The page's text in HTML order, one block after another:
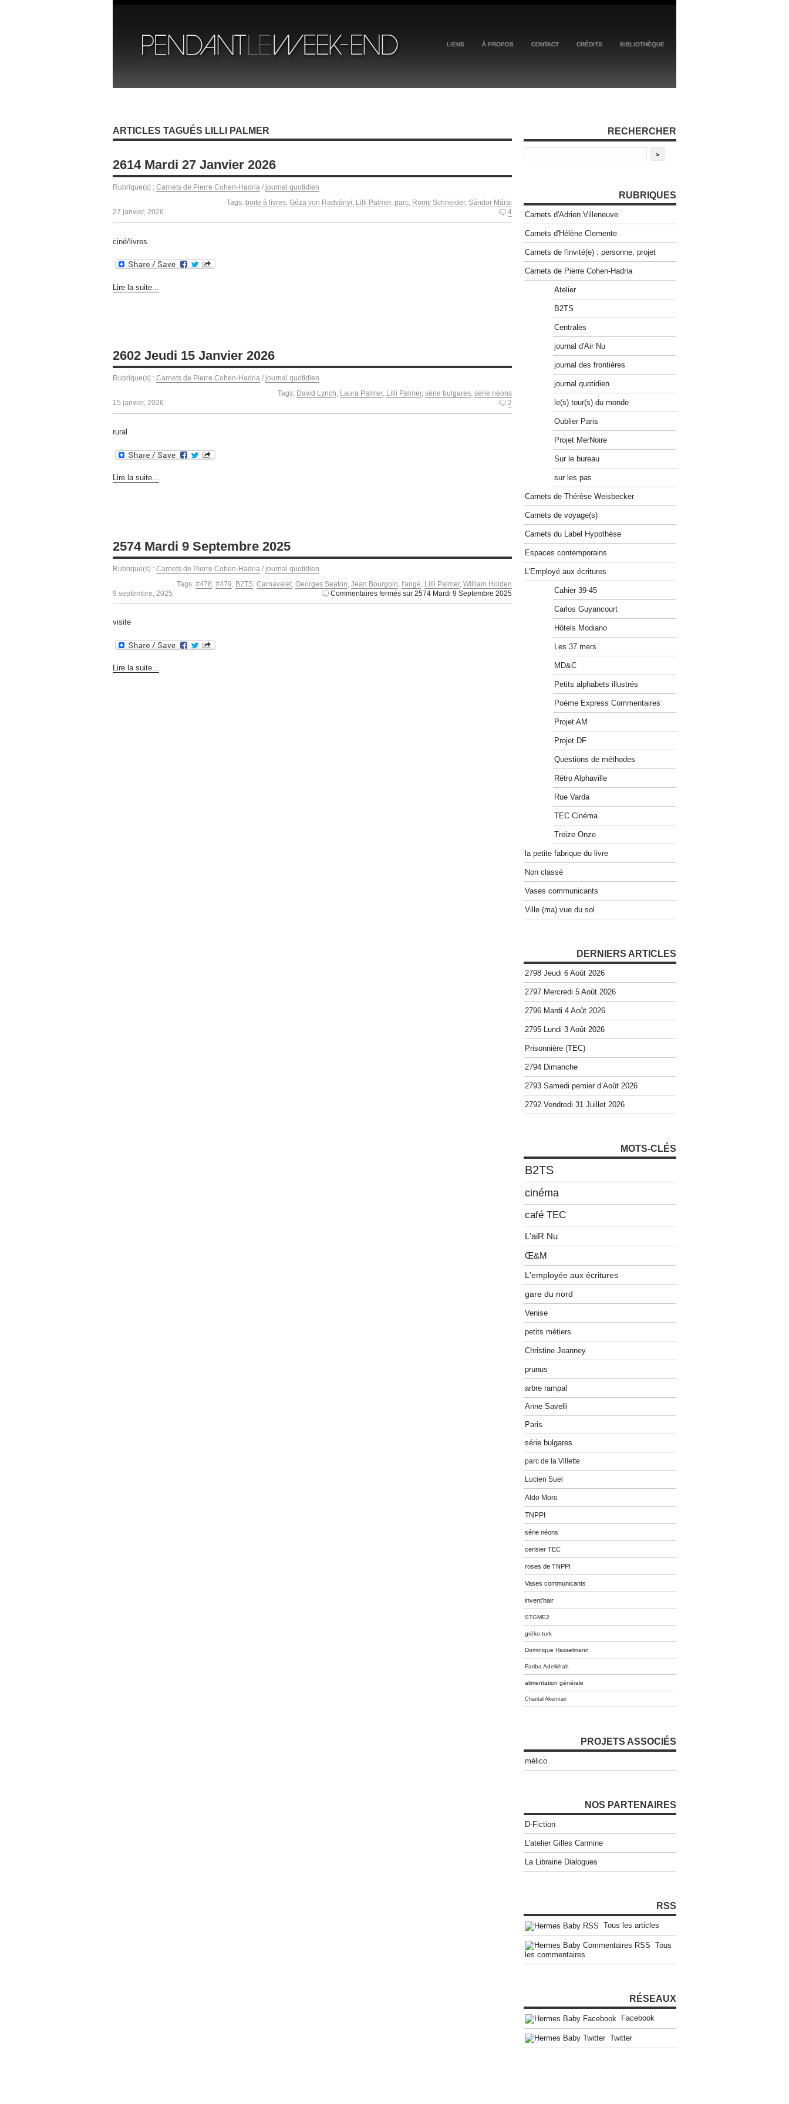
LIENS À PROPOS CONTACT CRÉDITS BIBLIOTHÈQUE
ARTICLES TAGUÉS LILLI PALMER
2614 Mardi 27 Janvier 2026
Rubrique(s) : Carnets de Pierre Cohen-Hadria / journal quotidien
Tags: boite à livres, Géza von Radványi, Lilli Palmer, parc, Romy Schneider, Sándor Márai
27 janvier, 2026
4
ciné/livres
Lire la suite...
2602 Jeudi 15 Janvier 2026
Rubrique(s) : Carnets de Pierre Cohen-Hadria / journal quotidien
Tags: David Lynch Laura Palmer, Lilli Palmer, série bulgares série néons
15 janvier, 2026
2
rural
Lire la suite...
2574 Mardi 9 Septembre 2025
Rubrique(s) : Carnets de Pierre Cohen-Hadria / journal quotidien
Tags: #478 #479 B2TS Carnavalet Georges Seaton Jean Bourgoin l'ange Lilli Palmer, William Holden
9 septembre, 2025
Commentaires fermés sur 2574 Mardi 9 Septembre 2025
visite
Lire la suite...
RECHERCHER
RUBRIQUES
Carnets d'Adrien Villeneuve
Carnets d'Hélène Clemente
Carnets de l'invité(e) : personne, projet
Carnets de Pierre Cohen-Hadria
Atelier
B2TS
Centrales
journal d'Air Nu
journal des frontières
journal quotidien
le(s) tour(s) du monde
Oublier Paris
Projet MerNoire
Sur le bureau
sur les pas
Carnets de Thérèse Weisbecker
Carnets de voyage(s)
Carnets du Label Hypothèse
Espaces contemporains
L'Employé aux écritures
Cahier 39-45
Carlos Guyancourt
Hôtels Modiano
Les 37 mers
MD&C
Petits alphabets illustrés
Poème Express Commentaires
Projet AM
Projet DF
Questions de méthodes
Rétro Alphaville
Rue Varda
TEC Cinéma
Treize Onze
la petite fabrique du livre
Non classé
Vases communicants
Ville (ma) vue du sol
DERNIERS ARTICLES
2798 Jeudi 6 Août 2026
2797 Mercredi 5 Août 2026
2796 Mardi 4 Août 2026
2795 Lundi 3 Août 2026
Prisonnière (TEC)
2794 Dimanche
2793 Samedi pemier d’Août 2026
2792 Vendredi 31 Juillet 2026
MOTS-CLÉS
B2TS
cinéma
café TEC
L'aiR Nu
Œ&M
L'employée aux écritures
gare du nord
Venise
petits métiers
Christine Jeanney
prunus
arbre rampal
Anne Savelli
Paris
série bulgares
parc de la Villette
Lucien Suel
Aldo Moro
TNPPI
série néons
cerisier TEC
roses de TNPPI
Vases communicants
invent'hair
STGME2
gréko-turk
Dominique Hasselmann
Fariba Adelkhah
alimentation générale
Chantal Akerman
PROJETS ASSOCIÉS
mélico
NOS PARTENAIRES
D-Fiction
L'atelier Gilles Carmine
La Librairie Dialogues
RSS
Tous les articles
Tous
les commentaires
RÉSEAUX
Facebook
Twitter